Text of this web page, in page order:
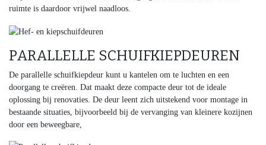
ruimte is daardoor vrijwel naadloos.
PARALLELLE SCHUIFKIEPDEUREN
De parallelle schuifkiepdeur kunt u kantelen om te luchten en een
doorgang te creëren. Dat maakt deze compacte deur tot de ideale
oplossing bij renovaties. De deur leent zich uitstekend voor montage in
bestaande situaties, bijvoorbeeld bij de vervanging van kleinere kozijnen
door een beweegbare,